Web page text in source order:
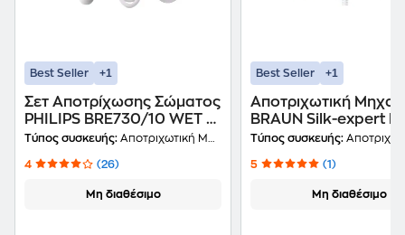
Best Seller +1
Σετ Αποτρίχωσης Σώματος
PHILIPS BRE730/10 WET &
DRY Λευκό
Τύπος συσκευής: Αποτριχωτική Μηχανή
4 (26)
Μη διαθέσιμο
Best Seller +1
Αποτριχωτική
BRAUN Silk-expert
PL1124 IPL με
Τύπος συσκευής:
5 (1)
Μη διαθέσιμο